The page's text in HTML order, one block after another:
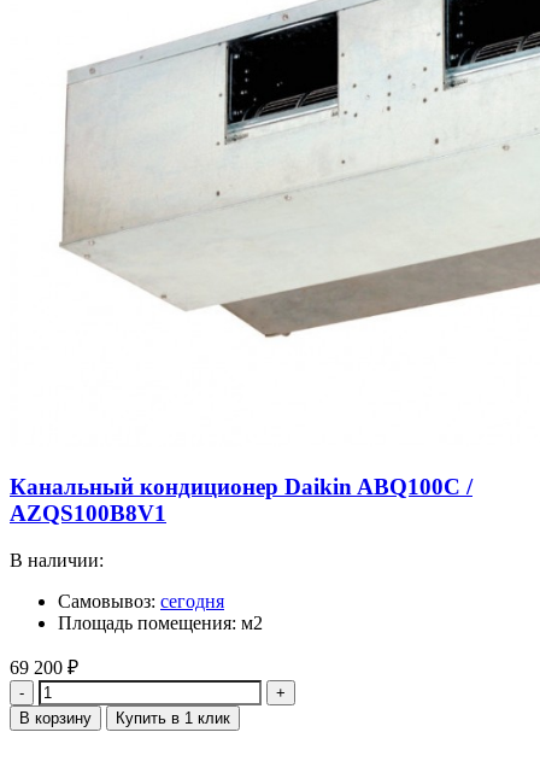
Канальный кондиционер Daikin ABQ100C /
AZQS100B8V1
В наличии:
Самовывоз: сегодня
Площадь помещения: м2
69 200 ₽
Количество
В корзину Купить в 1 клик